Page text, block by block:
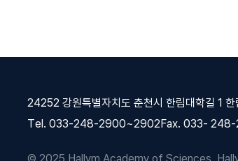
24252 강원특별자치도 춘천시 한림대학길 1 한
Tel. 033-248-2900~2902Fax. 033-
© 2025 Hallym Academy of Sciences,